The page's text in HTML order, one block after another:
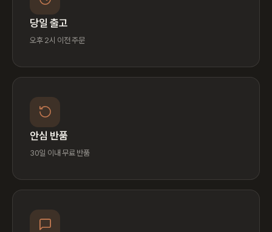
당일 출고
오후 2시 이전 주문
안심 반품
30일 이내 무료 반품